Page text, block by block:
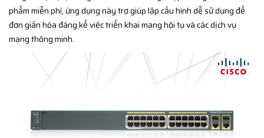
phẩm miễn phí, ứng dụng này trợ giúp lập cấu hình dễ sử dụng để
đơn giản hóa đáng kể việc triển khai mạng hội tụ và các dịch vụ
mạng thông minh.